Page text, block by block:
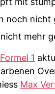
noch
mehr
Formel 1
Max